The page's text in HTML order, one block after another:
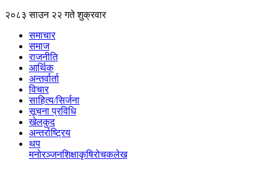
२०८३ साउन २२ गते शुक्रवार
समाचार
समाज
राजनीति
आर्थिक
अन्तर्वार्ता
विचार
साहित्य/सिर्जना
सूचना प्रविधि
खेलकुद
अन्तर्राष्ट्रिय
थप
मनोरञ्‍जनशिक्षाकृषिरोचकलेख